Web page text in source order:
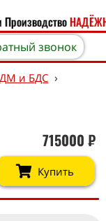
звонок
и БДС ›
715000 ₽
Купить